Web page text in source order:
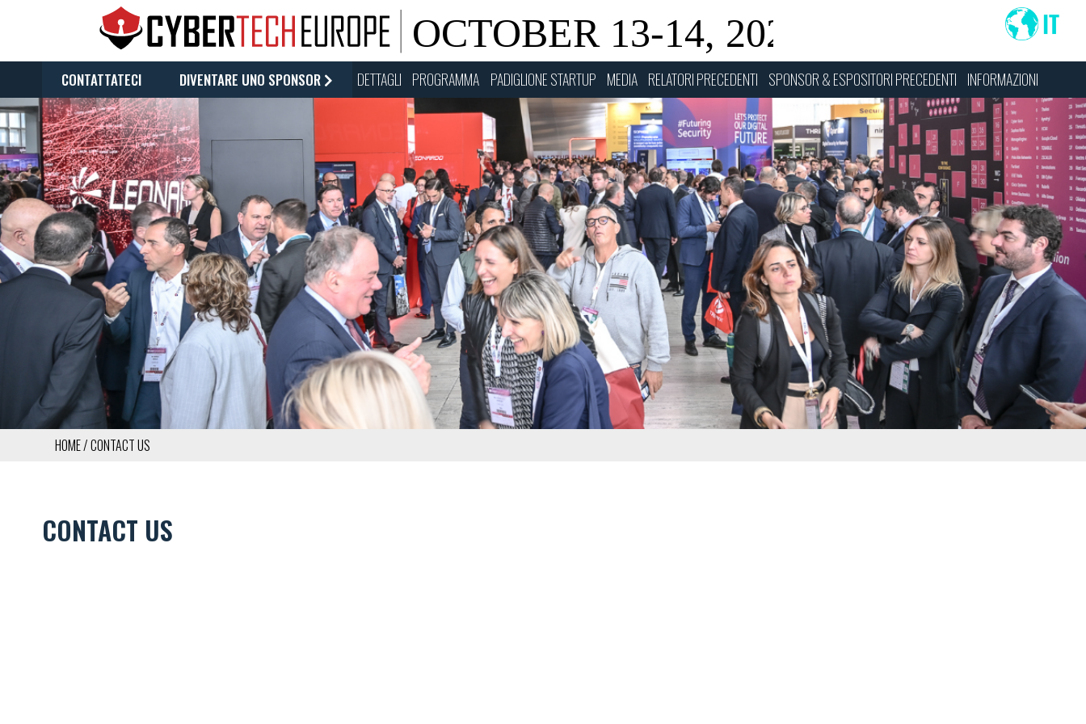
principale
NAVIGATION
CONTATTATECI DIVENTARE UNO SPONSOR DETTAGLI PROGRAMMA PADIGLIONE STARTUP MEDIA RELATORI PRECEDENTI SPONSOR & ESPOSITORI PRECEDENTI INFORMAZIONI
BRICIOLE
PANE
HOME CONTACT US
CONTACT US